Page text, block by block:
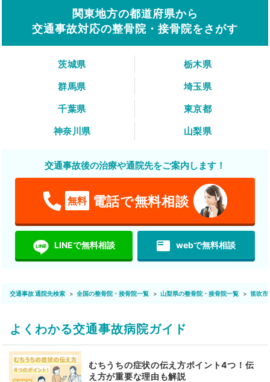
関東地方の都道府県から
交通事故対応の整骨院・接骨院をさがす
茨城県
栃木県
群馬県
埼玉県
千葉県
東京都
神奈川県
山梨県
交通事故後の治療や通院先をご案内します！
無料 電話で無料相談
LINEで無料相談 featured_play_list webで無料相談
交通事故 通院先検索 全国の整骨院・接骨院一覧 山梨県の整骨院・接骨院一覧 笛吹市
よくわかる交通事故病院ガイド
むちうちの症状の伝え方ポイント4つ！伝
え方が重要な理由も解説